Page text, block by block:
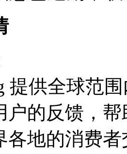
提供全球范
户的反馈，
各地的消费